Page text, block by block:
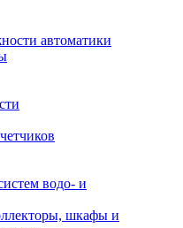
автоматики
водо- и
шкафы и